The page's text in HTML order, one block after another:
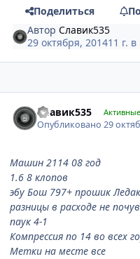
Поделиться
АвторСлавик535
29 октября, 201411 г. в
Славик535
Опубликовано29
Машин 2114 08 год
1.6 8 клопов
эбу Бош 797+ прошик
разницы в расходе не
паук 4-1
Компрессия по 14 во всех
Метки на месте все